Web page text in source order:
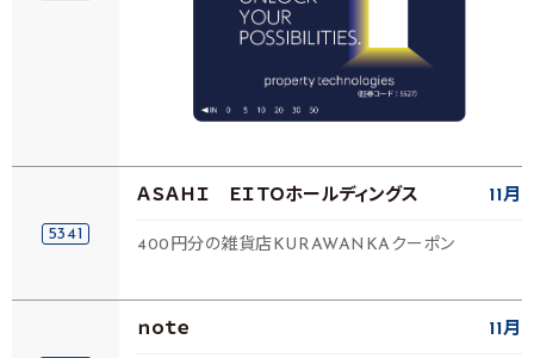
5341
ＡＳＡＨＩ ＥＩＴＯホールディングス 11月
400円分の雑貨店KURAWANKAクーポン
ｎｏｔｅ 11月